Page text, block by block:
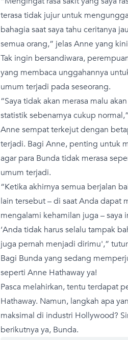
terasa tidak jujur untuk
bahagia saat saya tahu ceritanya
semua orang,” jelas Anne yang
Tak ingin bersandiwara,
yang membaca unggahannya
umum terjadi pada seseorang.
“Saya tidak akan merasa malu
statistik sebenarnya cukup
Anne sempat terkejut dengan
terjadi. Bagi Anne, penting untuk
agar para Bunda tidak merasa
umum terjadi.
“Ketika akhirnya semua berjalan
lain tersebut – di saat Anda dapat
mengalami kehamilan juga –
‘Anda tidak harus selalu tampak
juga pernah menjadi dirimu',”
Bagi Bunda yang sedang
seperti Anne Hathaway ya!
Pasca melahirkan, tentu terdapat
Hathaway. Namun, langkah apa
maksimal di industri Hollywood?
berikutnya ya, Bunda.